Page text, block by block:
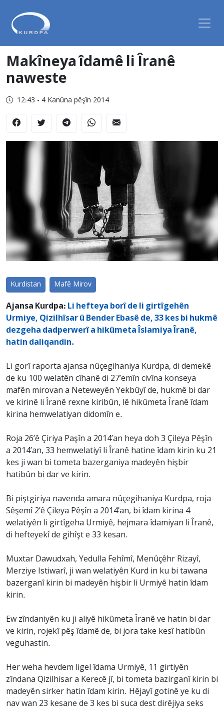
Makîneya îdamê li Îranê
naweste
12:43 - 4 Kanûna pêşîn 2014
Kurdistan Mafê Mirov
Ajansa Kurdpa: Li hefteya borî de li girtîgehên
Urmiye, Qizilhîsar û Bender Ebasê de, 33 kes bi hukmê
dezgeha dadperwerî a hikûmeta Îslamiya Îranê,
hatin daliqandin.
Li gorî raporta ajansa nûçegihaniya Kurdpa, di demekê
de ku 100 welatên cîhanê di 27’emîn civîna konseya
mafên mirovan a Neteweyên Yekbûyî de, hukmê bi dar
ve kirinê li Îranê rexne kiribûn, lê hikûmeta Îranê îdam
kirina hemwelatiyan didomîn e.
Roja 26’ê Çiriya Paşîn a 2014’an heya doh 3 Çileya Pêşîn
a 2014’an, 33 hemwelatiyî li Îranê hatine îdam kirin ku 21
kes ji wan bi tometa bazerganiya madeyên hişbir
hatibûn bi dar ve kirin.
Bi piştgiriya navenda amara nûçegihaniya Kurdpa, roja
Sêşemî 2’ê Çileya Pêşîn a 2014’an, bi îdam kirina 4
welatiyên li girtîgeha Urmiyê, hejmara îdamiyan li Îranê,
di hefteyekî de gihîşt e 33 kesan.
Muxtar Dawudxah, Yedulla Fehîmî, Menûçêhr Rizayî,
Merziye Istiwarî, ji wan welatiyên Kurd in ku bi tawana
bazerganî kirin bi madeyên hişbir li Urmiyê hatin îdam
kirin.
Ew zîndaniyên ku ji aliyê hikûmeta Îranê ve hatin bi dar
ve kirin, rojekî pêş îdamê de, bi jora take kesî hatibûn
veguhastin.
Her weha hevdem ligel îdama Urmiyê, 11 girtiyên
zîndana Qizilhisar a Kerecê jî, bi tometa bazirganî kirin bi
madeyên sirker hatin îdam kirin. Hêjayî gotinê ye ku di
nav wan 23 kesane de 3 kes bi suca dest dirêjiya seks